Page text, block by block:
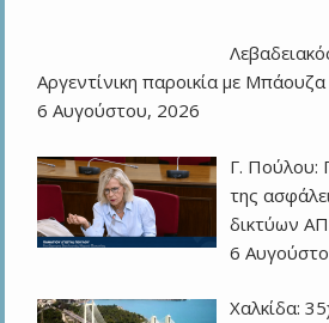
Αργεντίνικη παροικία με Μπάουζα
6 Αυγούστου, 2026
Γ. Πούλου:
της
δικτύων
6
Χαλκίδα: